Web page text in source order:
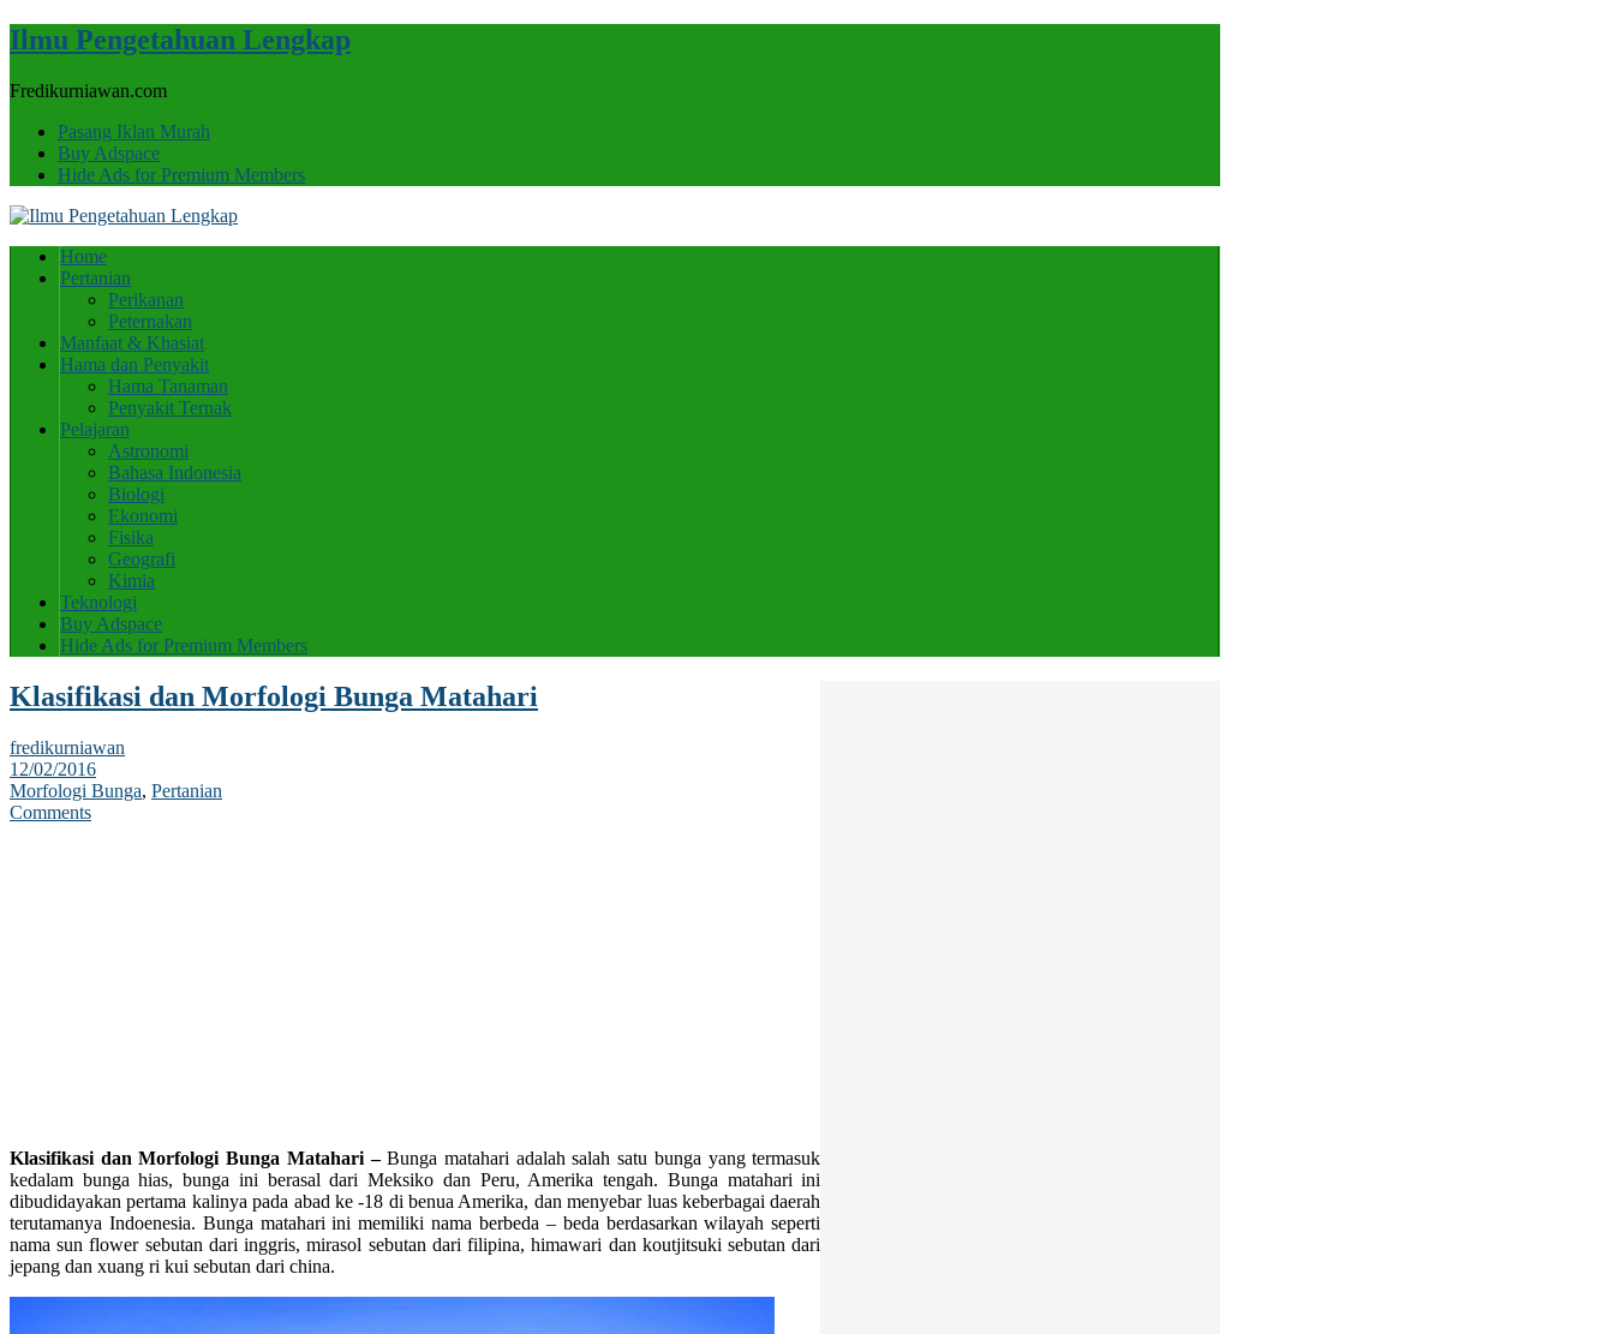
Ilmu Pengetahuan Lengkap
Fredikurniawan.com
Pasang Iklan Murah
Buy Adspace
Hide Ads for Premium Members
Home
Pertanian
Perikanan
Peternakan
Manfaat & Khasiat
Hama dan Penyakit
Hama Tanaman
Penyakit Ternak
Pelajaran
Astronomi
Bahasa Indonesia
Biologi
Ekonomi
Fisika
Geografi
Kimia
Teknologi
Buy Adspace
Hide Ads for Premium Members
Klasifikasi dan Morfologi Bunga Matahari
fredikurniawan
12/02/2016
Morfologi Bunga, Pertanian
Comments
Klasifikasi dan Morfologi Bunga Matahari –Bunga matahari adalah salah satu bunga yang termasuk
kedalam bunga hias, bunga ini berasal dari Meksiko dan Peru, Amerika tengah. Bunga matahari ini
dibudidayakan pertama kalinya pada abad ke -18 di benua Amerika, dan menyebar luas keberbagai daerah
terutamanya Indoenesia. Bunga matahari ini memiliki nama berbeda – beda berdasarkan wilayah seperti
nama sun flower sebutan dari inggris, mirasol sebutan dari filipina, himawari dan koutjitsuki sebutan dari
jepang dan xuang ri kui sebutan dari china.